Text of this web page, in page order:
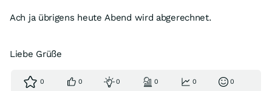
Ach ja übrigens heute Abend wird abgerechnet.
Liebe Grüße
0 0 0 0 0 0